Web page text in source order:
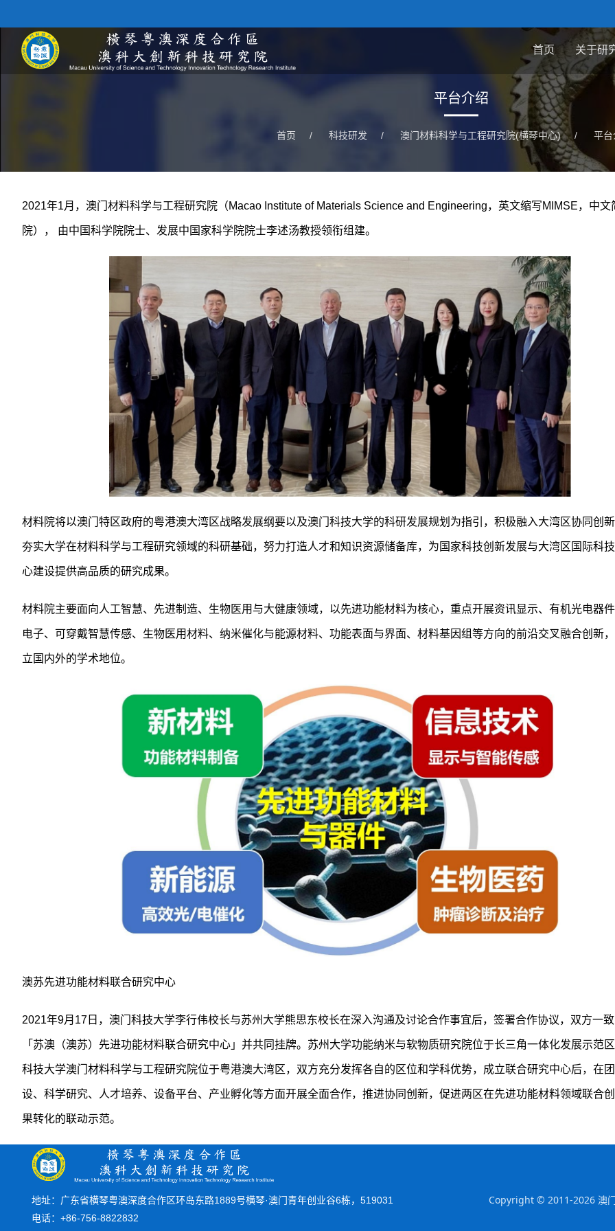
首页 关于研
平台介绍
首页 / 科技研发 / 澳门材料科学与工程研究院(横琴中心) / 平台
2021年1月，澳门材料科学与工程研究院（Macao Institute of Materials Science and Engineering，英文缩写MIMSE，中文
院）， 由中国科学院院士、发展中国家科学院院士李述汤教授领衔组建。
材料院将以澳门特区政府的粤港澳大湾区战略发展纲要以及澳门科技大学的科研发展规划为指引，积极融入大湾区协同创
夯实大学在材料科学与工程研究领域的科研基础，努力打造人才和知识资源储备库，为国家科技创新发展与大湾区国际科
心建设提供高品质的研究成果。
材料院主要面向人工智慧、先进制造、生物医用与大健康领域，以先进功能材料为核心，重点开展资讯显示、有机光电器
电子、可穿戴智慧传感、生物医用材料、纳米催化与能源材料、功能表面与界面、材料基因组等方向的前沿交叉融合创新
立国内外的学术地位。
澳苏先进功能材料联合研究中心
2021年9月17日，澳门科技大学李行伟校长与苏州大学熊思东校长在深入沟通及讨论合作事宜后，签署合作协议，双方一
「苏澳（澳苏）先进功能材料联合研究中心」并共同挂牌。苏州大学功能纳米与软物质研究院位于长三角一体化发展示范
科技大学澳门材料科学与工程研究院位于粤港澳大湾区，双方充分发挥各自的区位和学科优势，成立联合研究中心后，在
设、科学研究、人才培养、设备平台、产业孵化等方面开展全面合作，推进协同创新，促进两区在先进功能材料领域联合
果转化的联动示范。
地址：广东省横琴粤澳深度合作区环岛东路1889号横琴·澳门青年创业谷6栋，519031
电话：+86-756-8822832
Copyright © 2011-2026 澳